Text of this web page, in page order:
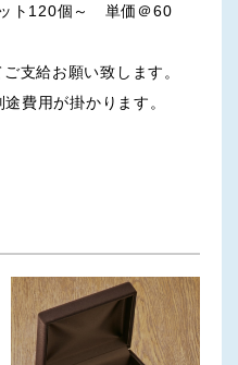
ト120個～ 単価＠60
支給お願い致します。
費用が掛かります。